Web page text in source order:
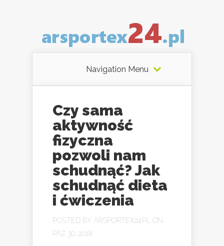
Navigation Menu
Czy sama
aktywność
fizyczna
pozwoli nam
schudnąć? Jak
schudnąć dieta
i ćwiczenia
POSTED BY ARSPORTEX24.PL
ON
PAŹ 30, 2018